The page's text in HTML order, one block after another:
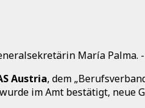
María Palma. -
Austria, dem
wurde im Amt bestätigt, neue